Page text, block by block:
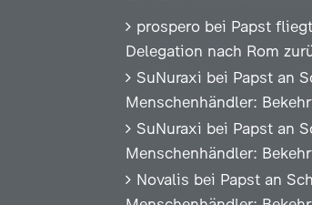
prospero bei Papst
Delegation nach Rom
SuNuraxi bei Papst an
Menschenhändler:
SuNuraxi bei Papst an
Menschenhändler:
Novalis bei Papst an